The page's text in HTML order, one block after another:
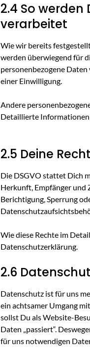
2.4 So
verarbeitet
Wie wir bereits
werden überwiegend für
personenbezogene
einer Einwilligung.
Andere
Detaillierte
2.5 Deine
Die DSGVO stattet Dich
Herkunft, Empfänger und
Berichtigung, Sperrung
Wie diese Rechte im
Datenschutzerklärung.
2.6
Datenschutz ist für uns
ein achtsamer Umgang
sollst Du als Website-
Daten „passiert“.
für uns notwendigen